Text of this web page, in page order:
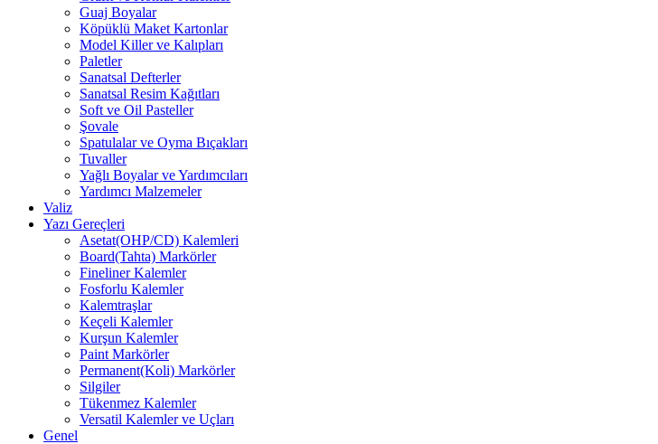
Guaj Boyalar
Köpüklü Maket Kartonlar
Model Killer ve Kalıpları
Paletler
Sanatsal Defterler
Sanatsal Resim Kağıtları
Soft ve Oil Pasteller
Şovale
Spatulalar ve Oyma Bıçakları
Tuvaller
Yağlı Boyalar ve Yardımcıları
Yardımcı Malzemeler
Valiz
Yazı Gereçleri
Asetat(OHP/CD) Kalemleri
Board(Tahta) Markörler
Fineliner Kalemler
Fosforlu Kalemler
Kalemtraşlar
Keçeli Kalemler
Kurşun Kalemler
Paint Markörler
Permanent(Koli) Markörler
Silgiler
Tükenmez Kalemler
Versatil Kalemler ve Uçları
Genel